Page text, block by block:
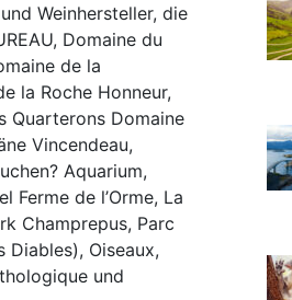
Weinhersteller, die
Domaine du
de la
la Roche Honneur,
Quarterons Domaine
Vincendeau,
Aquarium,
Ferme de l’Orme, La
Champrepus, Parc
Oiseaux,
und